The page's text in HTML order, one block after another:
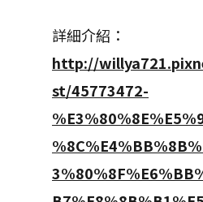
詳細介紹：
http://
st/45773472-